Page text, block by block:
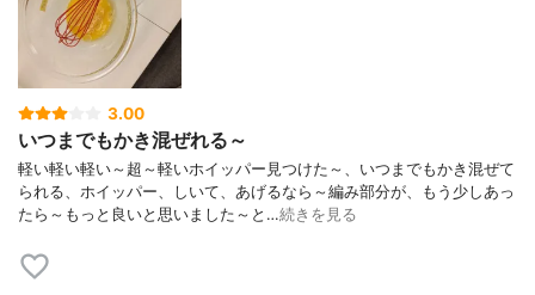
3.00
いつまでもかき混ぜれる～
軽い軽い軽い～超～軽いホイッパー見つけた～、いつまでもかき混ぜて
られる、ホイッパー、しいて、あげるなら～編み部分が、もう少しあっ
たら～もっと良いと思いました～と…続きを見る